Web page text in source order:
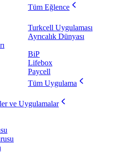
Tüm Eğlence
Turkcell Uygulaması
Ayrıcalık Dünyası
BiP
Lifebox
Paycell
Tüm Uygulama
ve Uygulamalar